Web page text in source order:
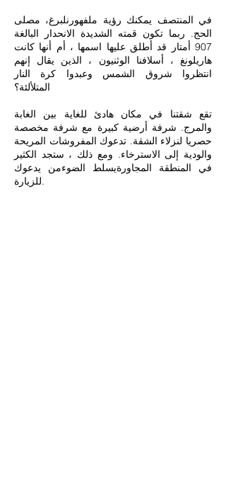
في المنتصف يمكنك رؤية ملفهورنلبرغ، مصلى
الحج. ربما تكون قمته الشديدة الانحدار البالغة
907 أمتار قد أطلق عليها اسمها ، أم أنها كانت
هاريلونغ ، أسلافنا الوثنيون ، الذين يقال إنهم
انتظروا شروق الشمس وعبدوا كرة النار
المتلألئة؟
تقع شقتنا في مكان هادئ للغاية بين الغابة
والمرج. شرفة أرضية كبيرة مع شرفة مخصصة
حصريا لنزلاء الشقة. تدعوك المفروشات المريحة
والودية إلى الاسترخاء. ومع ذلك ، ستجد الكثير
في المنطقة المجاورةيسلط الضوءمن يدعوك
للزيارة.